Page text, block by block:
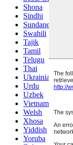
Shona
Sindhi
Sundanese
Swahili
Tajik
Tamil
Telugu
Thai
Ukrainian
Urdu
Uzbek
Vietnamese
Welsh
Xhosa
Yiddish
Yoruba